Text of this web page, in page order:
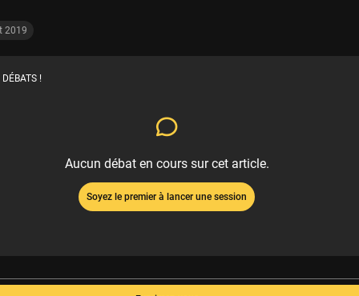
2019
!
Aucun débat en cours sur cet article.
Soyez le premier à lancer une session